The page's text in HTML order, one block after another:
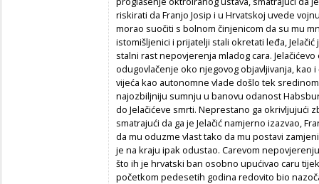
riskirati da Franjo Josip i u Hrvatskoj uvede
morao suočiti s bolnom činjenicom da su mu
istomišljenici i prijatelji stali okretati leđa,
stalni rast nepovjerenja mladog cara.
odugovlačenje oko njegovog objavljivanja, kao
vijeća kao autonomne vlade došlo tek
najozbiljniju sumnju u banovu odanost
do Jelačićeve smrti. Neprestano ga okrivljujući
smatrajući da ga je Jelačić namjerno izazvao,
da mu oduzme vlast tako da mu postavi
je na kraju ipak odustao. Carevom
što ih je hrvatski ban osobno upućivao caru
početkom pedesetih godina redovito bio